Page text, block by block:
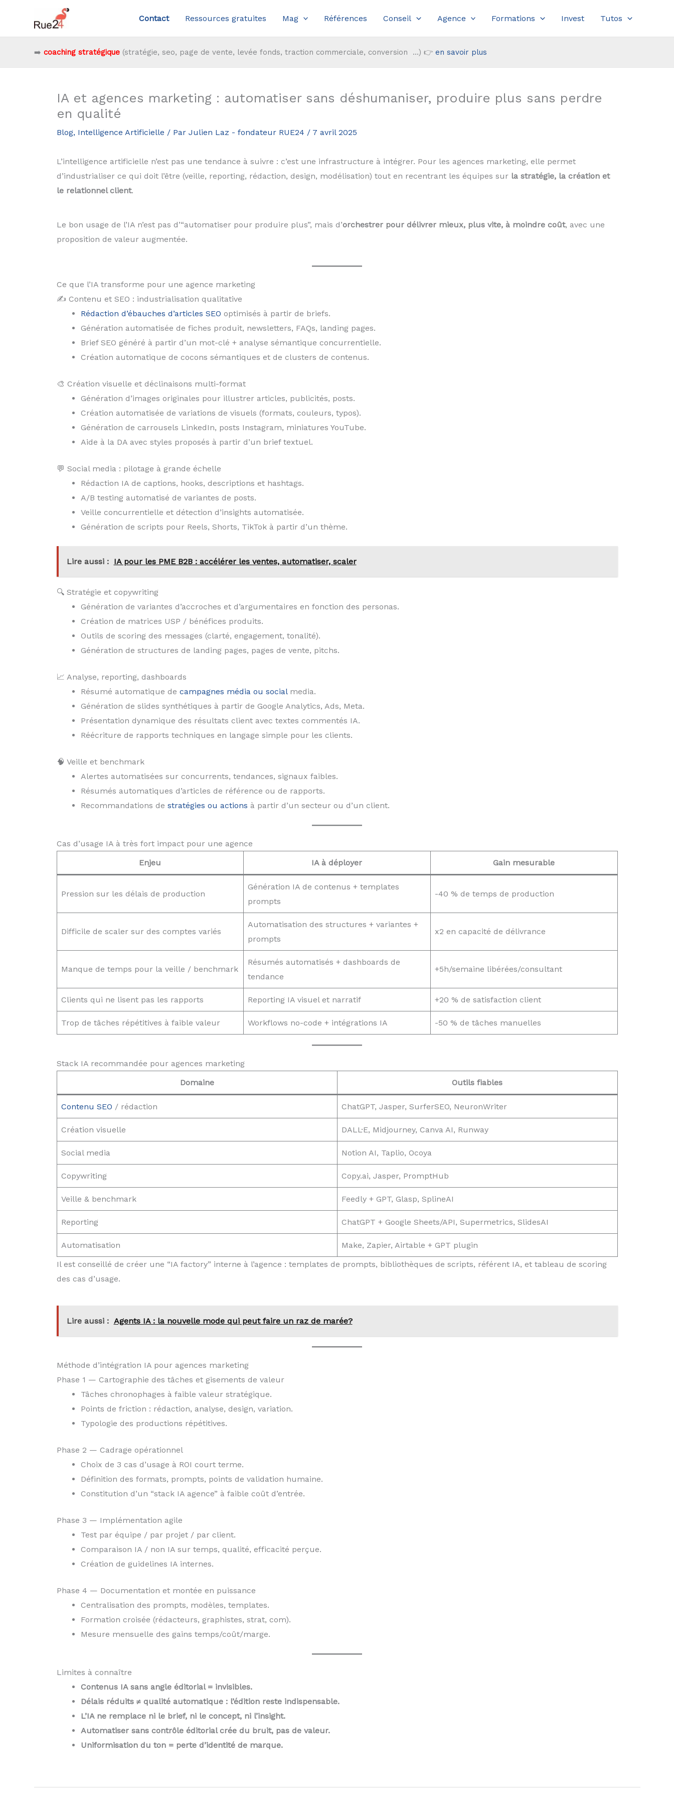
contenu
Contact Ressources gratuites Mag Références Conseil Agence Formations Invest Tutos
➡️ coaching stratégique(stratégie, seo, page de vente, levée fonds, traction commerciale, conversion ...) 👉 en savoir plus
IA et agences marketing : automatiser sans déshumaniser, produire plus sans perdre
en qualité
Blog, Intelligence Artificielle / Par Julien Laz - fondateur RUE24 / 7 avril 2025
L’intelligence artificielle n’est pas une tendance à suivre : c’est une infrastructure à intégrer. Pour les agences marketing, elle permet
d’industrialiser ce qui doit l’être (veille, reporting, rédaction, design, modélisation) tout en recentrant les équipes sur la stratégie, la création et
le relationnel client.
Le bon usage de l’IA n’est pas d’“automatiser pour produire plus”, mais d’orchestrer pour délivrer mieux, plus vite, à moindre coût, avec une
proposition de valeur augmentée.
Ce que l’IA transforme pour une agence marketing
✍️ Contenu et SEO : industrialisation qualitative
Rédaction d’ébauches d’articles SEO optimisés à partir de briefs.
Génération automatisée de fiches produit, newsletters, FAQs, landing pages.
Brief SEO généré à partir d’un mot-clé + analyse sémantique concurrentielle.
Création automatique de cocons sémantiques et de clusters de contenus.
🎨 Création visuelle et déclinaisons multi-format
Génération d’images originales pour illustrer articles, publicités, posts.
Création automatisée de variations de visuels (formats, couleurs, typos).
Génération de carrousels LinkedIn, posts Instagram, miniatures YouTube.
Aide à la DA avec styles proposés à partir d’un brief textuel.
💬 Social media : pilotage à grande échelle
Rédaction IA de captions, hooks, descriptions et hashtags.
A/B testing automatisé de variantes de posts.
Veille concurrentielle et détection d’insights automatisée.
Génération de scripts pour Reels, Shorts, TikTok à partir d’un thème.
Lire aussi : IA pour les PME B2B : accélérer les ventes, automatiser, scaler
🔍 Stratégie et copywriting
Génération de variantes d’accroches et d’argumentaires en fonction des personas.
Création de matrices USP / bénéfices produits.
Outils de scoring des messages (clarté, engagement, tonalité).
Génération de structures de landing pages, pages de vente, pitchs.
📈 Analyse, reporting, dashboards
Résumé automatique de campagnes média ou socialmedia.
Génération de slides synthétiques à partir de Google Analytics, Ads, Meta.
Présentation dynamique des résultats client avec textes commentés IA.
Réécriture de rapports techniques en langage simple pour les clients.
🧠 Veille et benchmark
Alertes automatisées sur concurrents, tendances, signaux faibles.
Résumés automatiques d’articles de référence ou de rapports.
Recommandations de stratégies ou actions à partir d’un secteur ou d’un client.
Cas d’usage IA à très fort impact pour une agence
Enjeu
IA à déployer Gain mesurable
Pression sur les délais de production
Génération IA de contenus + templates
prompts
-40 % de temps de production
Difficile de scaler sur des comptes variés
Automatisation des structures + variantes +
prompts
x2 en capacité de délivrance
Manque de temps pour la veille / benchmark
Résumés automatisés + dashboards de
tendance
+5h/semaine libérées/consultant
Clients qui ne lisent pas les rapports Reporting IA visuel et narratif +20 % de satisfaction client
Trop de tâches répétitives à faible valeur Workflows no-code + intégrations IA -50 % de tâches manuelles
Stack IA recommandée pour agences marketing
Domaine
Outils fiables
Contenu SEO / rédaction ChatGPT, Jasper, SurferSEO, NeuronWriter
Création visuelle DALL·E, Midjourney, Canva AI, Runway
Social media Notion AI, Taplio, Ocoya
Copywriting Copy.ai, Jasper, PromptHub
Veille & benchmark Feedly + GPT, Glasp, SplineAI
Reporting ChatGPT + Google Sheets/API, Supermetrics, SlidesAI
Automatisation
Make, Zapier, Airtable + GPT plugin
Il est conseillé de créer une “IA factory” interne à l’agence : templates de prompts, bibliothèques de scripts, référent IA, et tableau de scoring
des cas d’usage.
Lire aussi : Agents IA : la nouvelle mode qui peut faire un raz de marée?
Méthode d’intégration IA pour agences marketing
Phase 1 — Cartographie des tâches et gisements de valeur
Tâches chronophages à faible valeur stratégique.
Points de friction : rédaction, analyse, design, variation.
Typologie des productions répétitives.
Phase 2 — Cadrage opérationnel
Choix de 3 cas d’usage à ROI court terme.
Définition des formats, prompts, points de validation humaine.
Constitution d’un “stack IA agence” à faible coût d’entrée.
Phase 3 — Implémentation agile
Test par équipe / par projet / par client.
Comparaison IA / non IA sur temps, qualité, efficacité perçue.
Création de guidelines IA internes.
Phase 4 — Documentation et montée en puissance
Centralisation des prompts, modèles, templates.
Formation croisée (rédacteurs, graphistes, strat, com).
Mesure mensuelle des gains temps/coût/marge.
Limites à connaître
Contenus IA sans angle éditorial = invisibles.
Délais réduits ≠ qualité automatique : l’édition reste indispensable.
L’IA ne remplace ni le brief, ni le concept, ni l’insight.
Automatiser sans contrôle éditorial crée du bruit, pas de valeur.
Uniformisation du ton = perte d’identité de marque.